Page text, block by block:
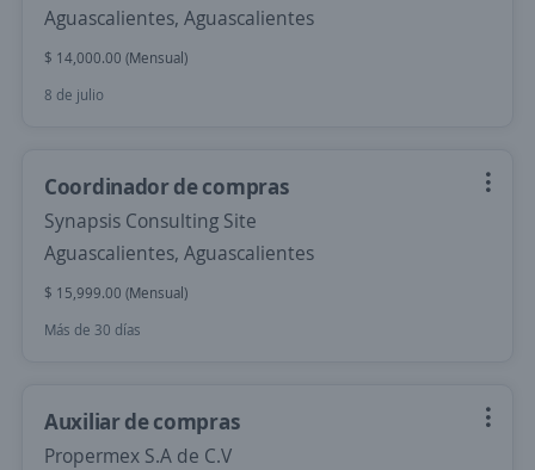
Aguascalientes, Aguascalientes
$ 14,000.00 (Mensual)
8 de julio
Coordinador de compras
Synapsis Consulting Site
Aguascalientes, Aguascalientes
$ 15,999.00 (Mensual)
Más de 30 días
Auxiliar de compras
Propermex S.A de C.V